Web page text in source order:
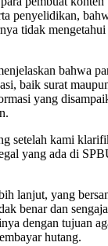
penyelidikan,
tidak
bahwa
baik surat
yang
setelah kami
yang ada di
lanjut, yang
benar dan
dengan tujuan
hutang.